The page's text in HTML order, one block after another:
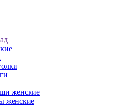
женские
женские